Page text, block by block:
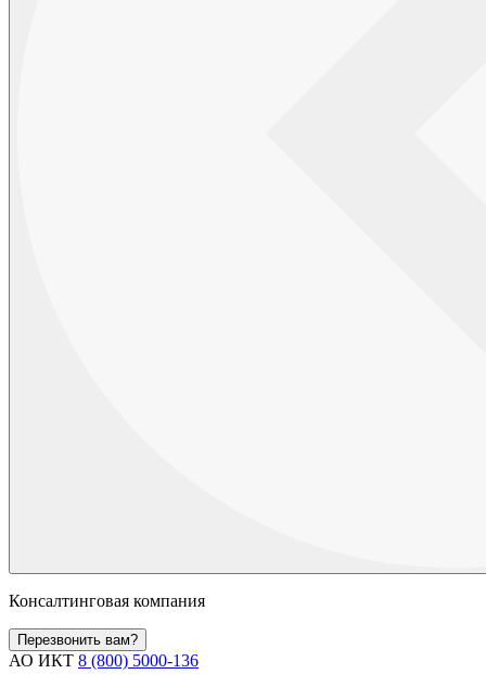
Консалтинговая компания
Перезвонить вам?
АО ИКТ 8 (800) 5000-136